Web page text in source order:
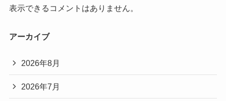
表示できるコメントはありません。
アーカイブ
2026年8月
2026年7月